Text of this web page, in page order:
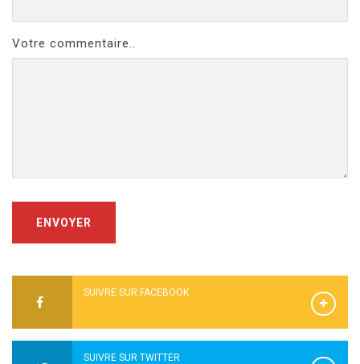
Votre commentaire..
ENVOYER
SUIVRE SUR FACEBOOK
SUIVRE SUR TWITTER